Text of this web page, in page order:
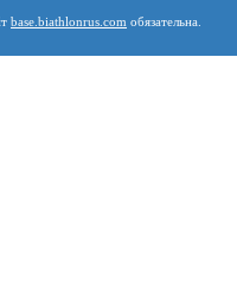
base.biathlonrus.com обязательна.